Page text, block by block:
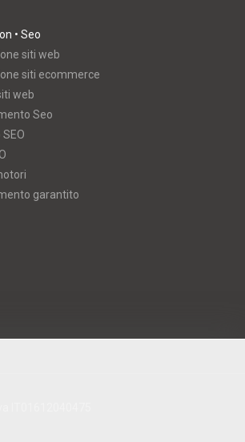
• Seo
siti web
siti ecommerce
web
Seo
garantito
IT01612040475